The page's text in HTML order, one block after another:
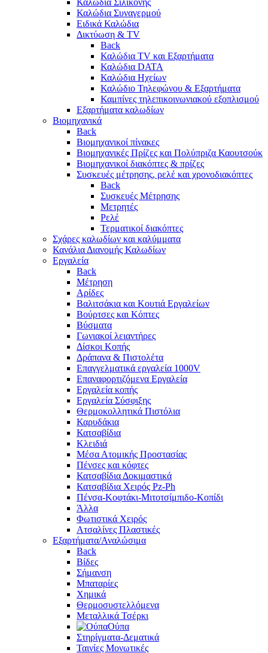
Καλώδια Συναγερμού
Ειδικά Καλώδια
Δικτύωση & TV
Back
Καλώδια TV και Εξαρτήματα
Καλώδια DATA
Καλώδια Ηχείων
Καλώδιο Τηλεφώνου & Εξαρτήματα
Καμπίνες τηλεπικοινωνιακού εξοπλισμού
Eξαρτήματα καλωδίων
Βιομηχανικά
Back
Βιομηχανικοί πίνακες
Βιομηχανικές Πρίζες και Πολύπριζα Καουτσούκ
Βιομηχανικοί διακόπτες & πρίζες
Συσκευές μέτρησης, ρελέ και χρονοδιακόπτες
Back
Συσκευές Μέτρησης
Μετρητές
Ρελέ
Τερματικοί διακόπτες
Σχάρες καλωδίων και καλύμματα
Κανάλια Διανομής Καλωδίων
Εργαλεία
Back
Μέτρηση
Αρίδες
Βαλιτσάκια και Κουτιά Εργαλείων
Βούρτσες και Κόπτες
Βύσματα
Γωνιακοί λειαντήρες
Δίσκοι Κοπής
Δράπανα & Πιστολέτα
Επαγγελματικά εργαλεία 1000V
Επαναφορτιζόμενα Εργαλεία
Εργαλεία κοπής
Εργαλεία Σύσφιξης
Θερμοκολλητικά Πιστόλια
Καρυδάκια
Κατσαβίδια
Κλειδιά
Μέσα Ατομικής Προστασίας
Πένσες και κόφτες
Κατσαβίδια Δοκιμαστικά
Κατσαβίδια Χειρός Pz-Ph
Πένσα-Κοφτάκι-Μιτοτσίμπιδο-Κοπίδι
Άλλα
Φωτιστικά Χειρός
Ατσαλίνες Πλαστικές
Εξαρτήματα/Αναλώσιμα
Back
Βίδες
Σήμανση
Μπαταρίες
Χημικά
Θερμοσυστελλόμενα
Μεταλλικά Τσέρκι
Ούπα
Στηρίγματα-Δεματικά
Ταινίες Μονωτικές